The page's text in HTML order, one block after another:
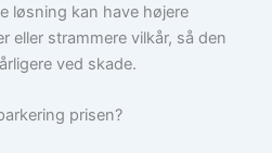
løsning kan have højere
strammere vilkår, så den
ved skade.
prisen?